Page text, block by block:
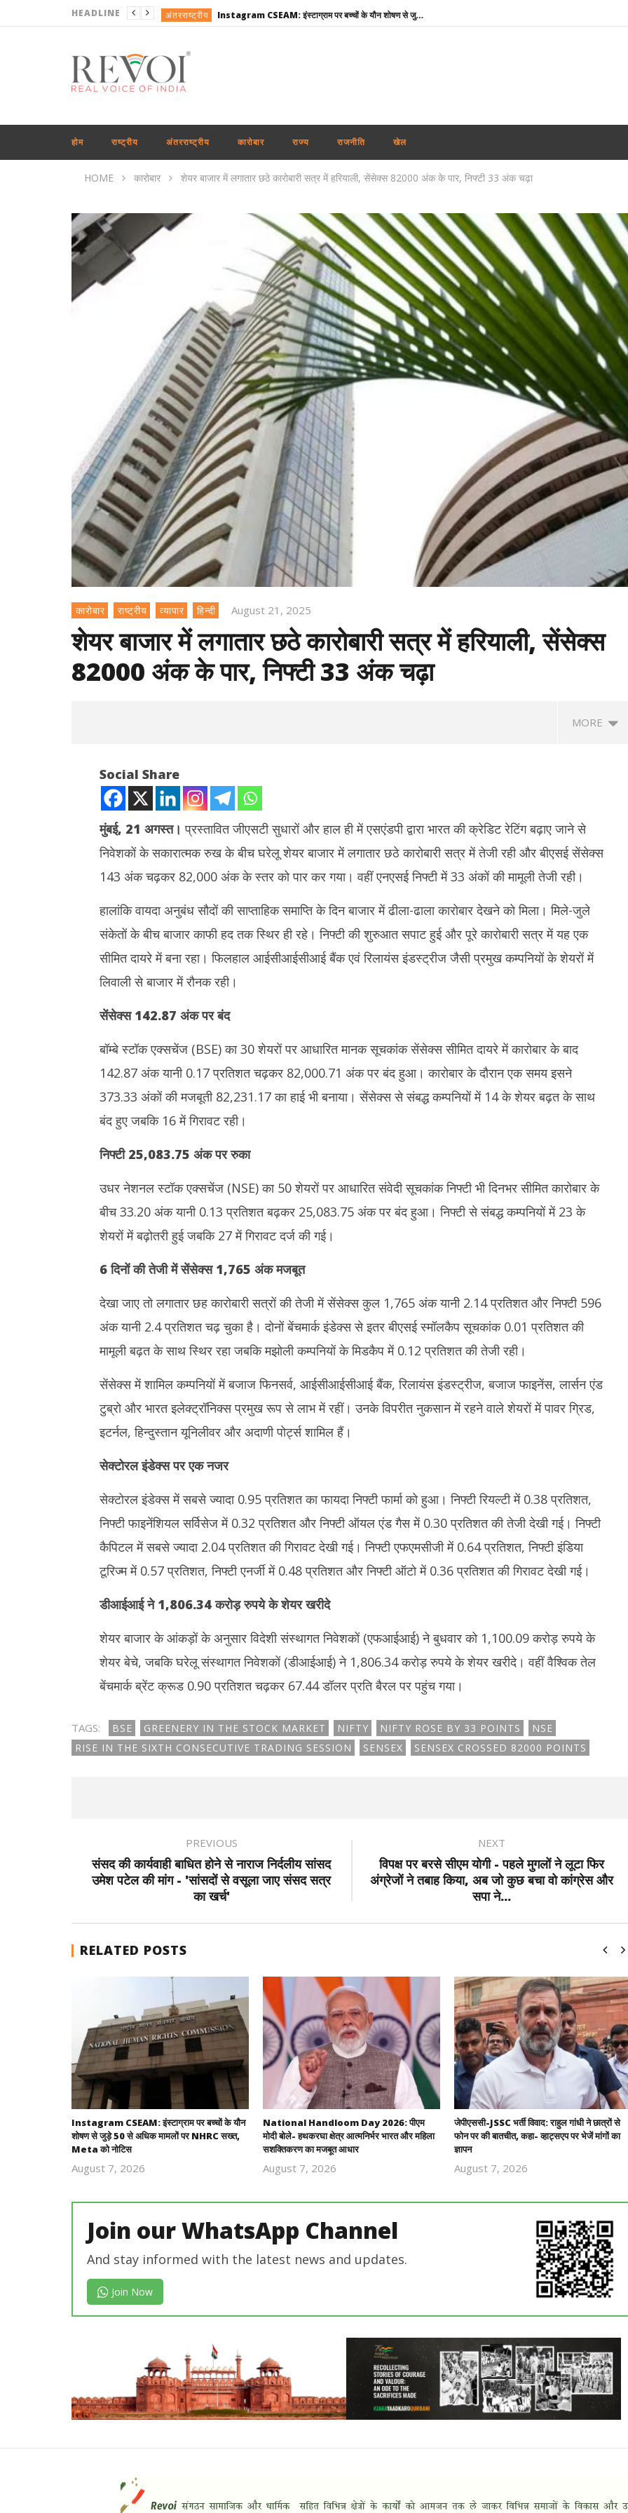
HEADLINE अंतरराष्ट्रीय Instagram CSEAM: इंस्टाग्राम पर बच्चों के यौन शोषण से जुड़े 50 से अधिक मामलों पर NHRC सख्त, Meta को नोटिस
राजनीति
खेल
राजनीति तमिलनाडु में विजय सरकार का पहला बजट : शादी पर लड़की को सोने का सिक्का, जन्म पर बच्चे को सोने की अंगूठी
उत्तरप्रदेश माफिया अतीक अहमद के छोटे बेटे अबान की सड़क दुर्घटना में मौत, छोटे भाई का शव देख बिलख पड़ा अहजम
राष्ट्रीय अभिजीत दिपके ने लॉन्च किया नया अभियान ‘क्या बोलती पब्लिक’, बोले – शिक्षा कमाई का जरिया नहीं
अपराध रेप कांड : तहलका मैगज़ीन के पूर्व सम्पादक तरुण तेजपाल दोषी करार, बॉम्बे हाई कोर्ट ने सुनाई 10 साल की सजा
Instagram CSEAM: इंस्टाग्राम पर बच्चों के यौन शोषण से जुड़े 50 से अधिक मामलों पर NHRC सख्त, Meta को नोटिस
होम राष्ट्रीय अंतरराष्ट्रीय कारोबार राज्य राजनीति खेल
HOME कारोबार शेयर बाजार में लगातार छठे कारोबारी सत्र में हरियाली, सेंसेक्स 82000 अंक के पार, निफ्टी 33 अंक चढ़ा
कारोबार राष्ट्रीय व्यापार हिन्दी August 21, 2025
शेयर बाजार में लगातार छठे कारोबारी सत्र में हरियाली, सेंसेक्स
82000 अंक के पार, निफ्टी 33 अंक चढ़ा
MORE
हरियाली, सेंसेक्स 82000 अंक के पार, निफ्टी 33
अंक चढ़ा
August
21,
के यौन शोषण से जुड़े 50 से अधिक मामलों पर
August
21,
2025
पीएम मोदी बोले- हथकरघा क्षेत्र आत्मनिर्भर भारत
और महिला सशक्तिकरण का मजबूत आधार
August
21,
Social Share
मुंबई, 21 अगस्त। प्रस्तावित जीएसटी सुधारों और हाल ही में एसएंडपी द्वारा भारत की क्रेडिट रेटिंग बढ़ाए जाने से
निवेशकों के सकारात्मक रुख के बीच घरेलू शेयर बाजार में लगातार छठे कारोबारी सत्र में तेजी रही और बीएसई सेंसेक्स
143 अंक चढ़कर 82,000 अंक के स्तर को पार कर गया। वहीं एनएसई निफ्टी में 33 अंकों की मामूली तेजी रही।
हालांकि वायदा अनुबंध सौदों की साप्ताहिक समाप्ति के दिन बाजार में ढीला-ढाला कारोबार देखने को मिला। मिले-जुले
संकेतों के बीच बाजार काफी हद तक स्थिर ही रहे। निफ्टी की शुरुआत सपाट हुई और पूरे कारोबारी सत्र में यह एक
सीमित दायरे में बना रहा। फिलहाल आईसीआईसीआई बैंक एवं रिलायंस इंडस्ट्रीज जैसी प्रमुख कम्पनियों के शेयरों में
लिवाली से बाजार में रौनक रही।
सेंसेक्स 142.87 अंक पर बंद
बॉम्बे स्टॉक एक्सचेंज (BSE) का 30 शेयरों पर आधारित मानक सूचकांक सेंसेक्स सीमित दायरे में कारोबार के बाद
142.87 अंक यानी 0.17 प्रतिशत चढ़कर 82,000.71 अंक पर बंद हुआ। कारोबार के दौरान एक समय इसने
373.33 अंकों की मजबूती 82,231.17 का हाई भी बनाया। सेंसेक्स से संबद्ध कम्पनियों में 14 के शेयर बढ़त के साथ
बंद हुए जबकि 16 में गिरावट रही।
निफ्टी 25,083.75 अंक पर रुका
उधर नेशनल स्टॉक एक्सचेंज (NSE) का 50 शेयरों पर आधारित संवेदी सूचकांक निफ्टी भी दिनभर सीमित कारोबार के
बीच 33.20 अंक यानी 0.13 प्रतिशत बढ़कर 25,083.75 अंक पर बंद हुआ। निफ्टी से संबद्ध कम्पनियों में 23 के
शेयरों में बढ़ोतरी हुई जबकि 27 में गिरावट दर्ज की गई।
6 दिनों की तेजी में सेंसेक्स 1,765 अंक मजबूत
देखा जाए तो लगातार छह कारोबारी सत्रों की तेजी में सेंसेक्स कुल 1,765 अंक यानी 2.14 प्रतिशत और निफ्टी 596
अंक यानी 2.4 प्रतिशत चढ़ चुका है। दोनों बेंचमार्क इंडेक्स से इतर बीएसई स्मॉलकैप सूचकांक 0.01 प्रतिशत की
मामूली बढ़त के साथ स्थिर रहा जबकि मझोली कम्पनियों के मिडकैप में 0.12 प्रतिशत की तेजी रही।
सेंसेक्स में शामिल कम्पनियों में बजाज फिनसर्व, आईसीआईसीआई बैंक, रिलायंस इंडस्ट्रीज, बजाज फाइनेंस, लार्सन एंड
टुब्रो और भारत इलेक्ट्रॉनिक्स प्रमुख रूप से लाभ में रहीं। उनके विपरीत नुकसान में रहने वाले शेयरों में पावर ग्रिड,
इटर्नल, हिन्दुस्तान यूनिलीवर और अदाणी पोर्ट्स शामिल हैं।
सेक्टोरल इंडेक्स पर एक नजर
सेक्टोरल इंडेक्स में सबसे ज्यादा 0.95 प्रतिशत का फायदा निफ्टी फार्मा को हुआ। निफ्टी रियल्टी में 0.38 प्रतिशत,
निफ्टी फाइनेंशियल सर्विसेज में 0.32 प्रतिशत और निफ्टी ऑयल एंड गैस में 0.30 प्रतिशत की तेजी देखी गई। निफ्टी
कैपिटल में सबसे ज्यादा 2.04 प्रतिशत की गिरावट देखी गई। निफ्टी एफएमसीजी में 0.64 प्रतिशत, निफ्टी इंडिया
टूरिज्म में 0.57 प्रतिशत, निफ्टी एनर्जी में 0.48 प्रतिशत और निफ्टी ऑटो में 0.36 प्रतिशत की गिरावट देखी गई।
डीआईआई ने1,806.34करोड़ रुपये के शेयर खरीदे
शेयर बाजार के आंकड़ों के अनुसार विदेशी संस्थागत निवेशकों (एफआईआई) ने बुधवार को 1,100.09 करोड़ रुपये के
शेयर बेचे, जबकि घरेलू संस्थागत निवेशकों (डीआईआई) ने 1,806.34 करोड़ रुपये के शेयर खरीदे। वहीं वैश्विक तेल
बेंचमार्क ब्रेंट क्रूड 0.90 प्रतिशत चढ़कर 67.44 डॉलर प्रति बैरल पर पहुंच गया।
TAGS: BSE GREENERY IN THE STOCK MARKET NIFTY NIFTY ROSE BY 33 POINTS
NSE
RISE IN THE SIXTH CONSECUTIVE TRADING SESSION
SENSEX SENSEX CROSSED 82000 POINTS
PREVIOUS
संसद की कार्यवाही बाधित होने से नाराज निर्दलीय सांसद
उमेश पटेल की मांग - 'सांसदों से वसूला जाए संसद सत्र
का खर्च'
NEXT
विपक्ष पर बरसे सीएम योगी - पहले मुगलों ने लूटा फिर
अंग्रेजों ने तबाह किया, अब जो कुछ बचा वो कांग्रेस और
सपा ने...
RELATED POSTS
Instagram CSEAM: इंस्टाग्राम पर बच्चों के यौन
शोषण से जुड़े 50 से अधिक मामलों पर NHRC सख्त,
Meta को नोटिस
August 7, 2026
National Handloom Day 2026: पीएम
मोदी बोले- हथकरघा क्षेत्र आत्मनिर्भर भारत और महिला
सशक्तिकरण का मजबूत आधार
August 7, 2026
जेपीएससी-JSSC भर्ती विवाद: राहुल गांधी ने छात्रों से
फोन पर की बातचीत, कहा- व्हाट्सएप पर भेजें मांगों का
ज्ञापन
August 7, 2026
Join our WhatsApp Channel
And stay informed with the latest news and updates.
Join Now